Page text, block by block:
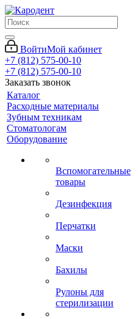
ВойтиМой кабинет
+7 (812) 575-00-10
+7 (812) 575-00-10
Заказать звонок
Каталог
Расходные материалы
Зубным техникам
Стоматологам
Оборудование
Вспомогательные
товары
Дезинфекция
Перчатки
Маски
Бахилы
Рулоны для
стерилизации